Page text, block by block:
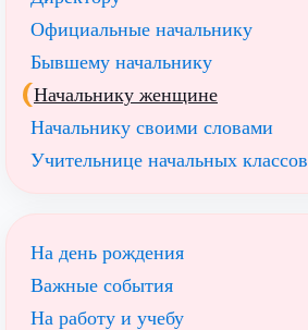
Официальные начальнику
Бывшему начальнику
Начальнику женщине
Начальнику своими словами
Учительнице начальных классов
На день рождения
Важные события
На работу и учебу